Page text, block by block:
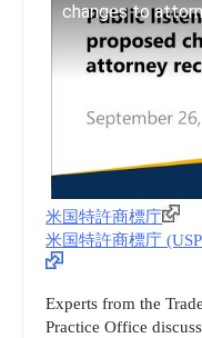
changes to
米国特許商標庁
米国特許商標庁
Experts from the
Practice Office